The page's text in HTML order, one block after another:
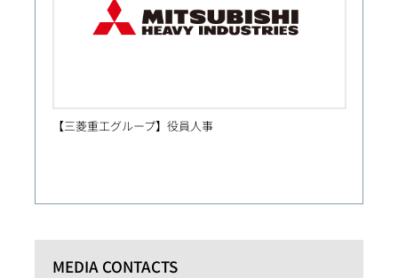
【三菱重工グループ】役員人事
MEDIA CONTACTS